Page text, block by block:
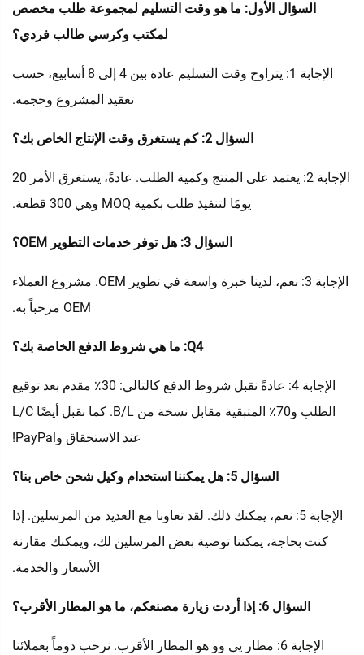
السؤال الأول: ما هو وقت التسليم لمجموعة طلب مخصص
لمكتب وكرسي طالب فردي؟
الإجابة 1: يتراوح وقت التسليم عادة بين 4 إلى 8 أسابيع، حسب
تعقيد المشروع وحجمه.
السؤال 2: كم يستغرق وقت الإنتاج الخاص بك؟
الإجابة 2: يعتمد على المنتج وكمية الطلب. عادةً، يستغرق الأمر 20
يومًا لتنفيذ طلب بكمية MOQ وهي 300 قطعة.
السؤال 3: هل توفر خدمات التطوير OEM؟
الإجابة 3: نعم، لدينا خبرة واسعة في تطوير OEM. مشروع العملاء
OEM مرحباً به.
Q4: ما هي شروط الدفع الخاصة بك؟
الإجابة 4: عادةً نقبل شروط الدفع كالتالي: 30٪ مقدم بعد توقيع
الطلب و70٪ المتبقية مقابل نسخة من B/L. كما نقبل أيضًا L/C
عند الاستحقاق وPayPal!
السؤال 5: هل يمكننا استخدام وكيل شحن خاص بنا؟
الإجابة 5: نعم، يمكنك ذلك. لقد تعاونا مع العديد من المرسلين. إذا
كنت بحاجة، يمكننا توصية بعض المرسلين لك، ويمكنك مقارنة
الأسعار والخدمة.
السؤال 6: إذا أردت زيارة مصنعكم، ما هو المطار الأقرب؟
الإجابة 6: مطار يي وو هو المطار الأقرب. نرحب دوماً بعملائنا